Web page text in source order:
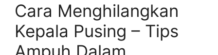
Cara Menghilangkan
Kepala Pusing – Tips